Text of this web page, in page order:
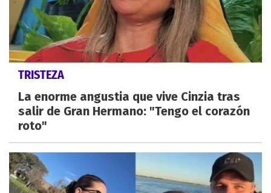
TRISTEZA
La enorme angustia que vive Cinzia tras
salir de Gran Hermano: "Tengo el corazón
roto"